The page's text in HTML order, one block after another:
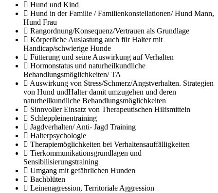
Hund und Kind
Hund in der Familie / Familienkonstellationen/ Hund Mann,
Hund Frau
Rangordnung/Konsequenz/Vertrauen als Grundlage
Körperliche Auslastung auch für Halter mit
Handicap/schwierige Hunde
Fütterung und seine Auswirkung auf Verhalten
Hormonstatus und naturheilkundliche
Behandlungsmöglichkeiten/ TA
Auswirkung von Stress/Schmerz/Angstverhalten. Strategien
von Hund undHalter damit umzugehen und deren
naturheilkundliche Behandlungsmöglichkeiten
Sinnvoller Einsatz von Therapeutischen Hilfsmitteln
Schleppleinentraining
Jagdverhalten/ Anti- Jagd Training
Halterpsychologie
Therapiemöglichkeiten bei Verhaltensauffälligkeiten
Tierkommunikationsgrundlagen und
Sensibilisierungstraining
Umgang mit gefährlichen Hunden
Bachblüten
Leinenagression, Territoriale Aggression